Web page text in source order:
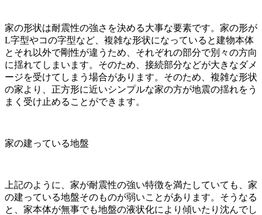
家の形状は耐震性の強さを決める大事な要素です。家の形が
L字型やコの字型など、複雑な形状になっていると建物本体
とそれ以外で剛性が違うため、それぞれの部分で別々の方向
に揺れてしまいます。そのため、接続部分などが大きなダメ
ージを受けてしまう場合があります。そのため、複雑な形状
の家より、正方形に近いシンプルな家の方が地震の揺れをう
まく受け止めることができます。
家の建っている地盤
上記のように、家が耐震性の強い特徴を満たしていても、家
の建っている地盤そのものが弱いことがあります。そうなる
と、家本体が無事でも地盤の液状化により傾いたり沈んでし